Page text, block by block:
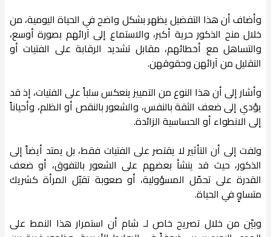
وأضاف أن هذا التفضيل يظهر بشكل واضح في الحياة اليومية، من
خلال منح الذكور حرية أكبر، والاستماع إلى آرائهم بصورة أوسع،
والتساهل مع أخطائهم، مقابل تشديد الرقابة على الفتيات أو
التقليل من آرائهن وحقوقهن.
وأشار إلى أن هذا النوع من التمييز ينعكس سلباً على الفتيات، إذ قد
يؤدي إلى ضعف الثقة بالنفس، والشعور بالنقص أو الظلم، وأحياناً
إلى الانطواء أو الحساسية الزائدة.
ولفت إلى أن التأثير لا يقتصر على الفتيات فقط، بل يمتد أيضاً إلى
الذكور، حيث قد ينشأ بعضهم على الشعور بالتفوق، أو ضعف
القدرة على تحمّل المسؤولية، أو صعوبة تقبّل المرأة كشريك
متساوٍ في الحياة.
وبيّن من خلال تصريح خاص لـ شام أن استمرار هذا النمط على